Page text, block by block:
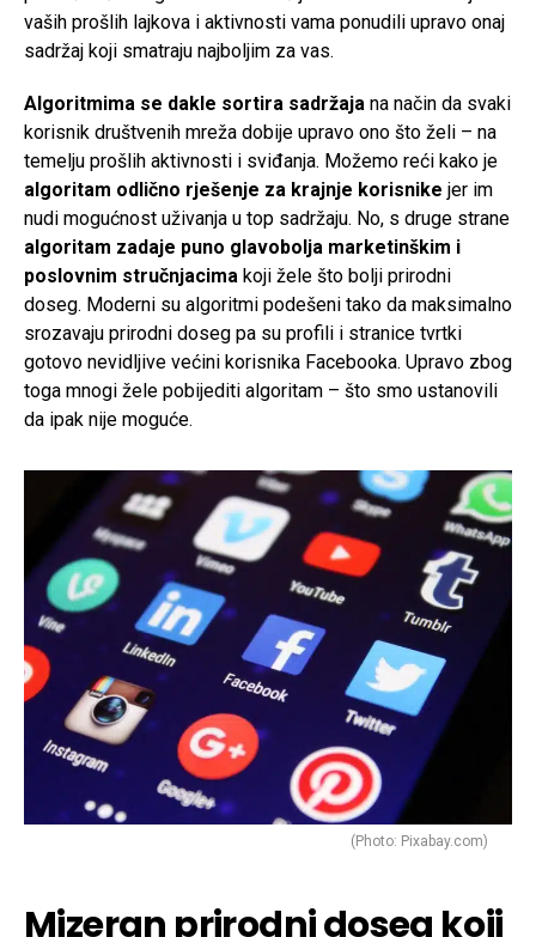
vaših prošlih lajkova i aktivnosti vama ponudili upravo onaj
sadržaj koji smatraju najboljim za vas.
Algoritmima se dakle sortira sadržaja na način da svaki
korisnik društvenih mreža dobije upravo ono što želi – na
temelju prošlih aktivnosti i sviđanja. Možemo reći kako je
algoritam odlično rješenje za krajnje korisnike jer im
nudi mogućnost uživanja u top sadržaju. No, s druge strane
algoritam zadaje puno glavobolja marketinškim i
poslovnim stručnjacima koji žele što bolji prirodni
doseg. Moderni su algoritmi podešeni tako da maksimalno
srozavaju prirodni doseg pa su profili i stranice tvrtki
gotovo nevidljive većini korisnika Facebooka. Upravo zbog
toga mnogi žele pobijediti algoritam – što smo ustanovili
da ipak nije moguće.
(Photo: Pixabay.com)
Mizeran prirodni doseg koji